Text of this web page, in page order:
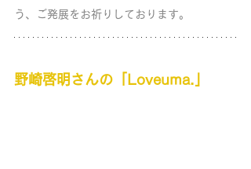
う、ご発展をお祈りしております。
野崎啓明さんの「Loveuma.」